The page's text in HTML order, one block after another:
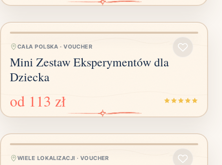
CAŁA POLSKA ·VOUCHER
Mini Zestaw Eksperymentów dla
Dziecka
od 113 zł
WIELE LOKALIZACJI · VOUCHER